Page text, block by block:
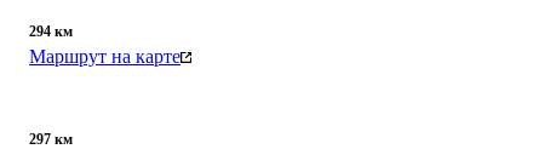
294 км
Маршрут на карте
297 км